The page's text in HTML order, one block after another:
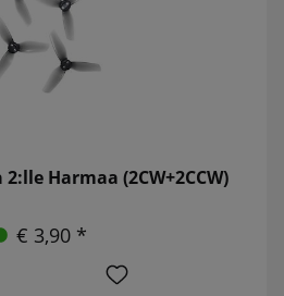
Harmaa (2CW+2CCW)
€ 3,90 *